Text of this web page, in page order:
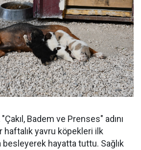
Badem ve Prenses" adını
yavru köpekleri ilk
hayatta tuttu. Sağlık